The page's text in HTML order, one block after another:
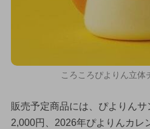
ころころぴよりん立
販売予定商品には、ぴよりんサ
2,000円、2026年ぴよりんカレ